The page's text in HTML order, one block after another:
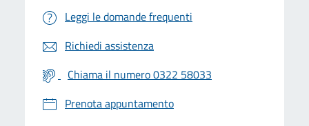
Leggi le domande frequenti
Richiedi assistenza
Chiama il numero 0322 58033
Prenota appuntamento